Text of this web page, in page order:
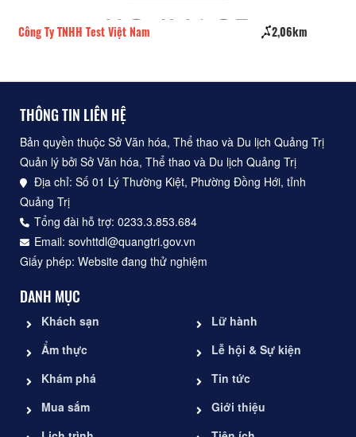
Công Ty TNHH Test Việt Nam 2,06km
THÔNG TIN LIÊN HỆ
Bản quyền thuộc Sở Văn hóa, Thể thao và Du lịch Quảng Trị
Quản lý bởi Sở Văn hóa, Thể thao và Du lịch Quảng Trị
Địa chỉ: Số 01 Lý Thường Kiệt, Phường Đồng Hới, tỉnh
Quảng Trị
Tổng đài hỗ trợ: 0233.3.853.684
Email: sovhttdl@quangtri.gov.vn
Giấy phép: Website đang thử nghiệm
DANH MỤC
Khách sạn
Ẩm thực
Khám phá
Mua sắm
Lữ hành
Lễ hội & Sự kiện
Tin tức
Giới thiệu